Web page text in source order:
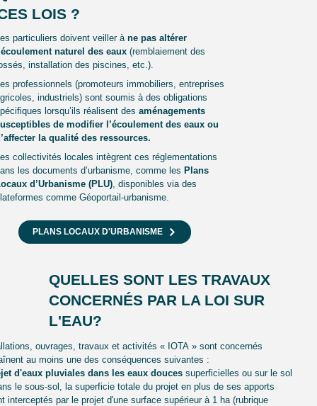
LOIS ?
particuliers doivent veiller à ne pas altérer
naturel des eaux (remblaiement des
installation des piscines, etc.).
professionnels (promoteurs immobiliers, entreprises
industriels) sont soumis à des obligations
lorsqu’ils réalisent des aménagements
de modifier l’écoulement des eaux ou
la qualité des ressources.
collectivités locales intègrent ces réglementations
les documents d’urbanisme, comme les Plans
d’Urbanisme (PLU), disponibles via des
comme Géoportail-urbanisme.
PLANS LOCAUX D'URBANISME
QUELLES SONT LES TRAVAUX
CONCERNÉS PAR LA LOI SUR
L'EAU?
ouvrages, travaux et activités « IOTA » sont concernés
au moins une des conséquences suivantes :
d'eaux pluviales dans les eaux douces superficielles ou sur le sol
le sous-sol, la superficie totale du projet en plus de ses apports
interceptés par le projet d'une surface supérieur à 1 ha (rubrique